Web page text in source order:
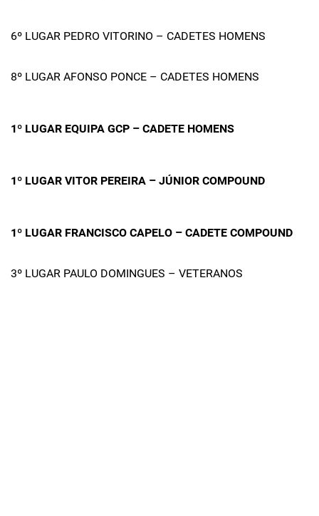
6º LUGAR PEDRO VITORINO – CADETES HOMENS
8º LUGAR AFONSO PONCE – CADETES HOMENS
1º LUGAR EQUIPA GCP – CADETE HOMENS
1º LUGAR VITOR PEREIRA – JÚNIOR COMPOUND
1º LUGAR FRANCISCO CAPELO – CADETE COMPOUND
3º LUGAR PAULO DOMINGUES – VETERANOS